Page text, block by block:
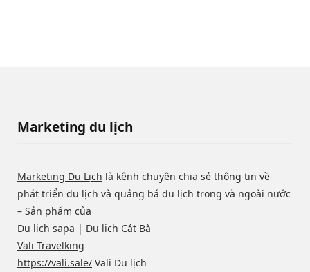
Marketing du lịch
Marketing Du Lịch là kênh chuyên chia sẻ thông tin về
phát triển du lịch và quảng bá du lịch trong và ngoài nước
– Sản phẩm của
Du lịch sapa | Du lịch Cát Bà
Vali Travelking
https://vali.sale/ Vali Du lịch